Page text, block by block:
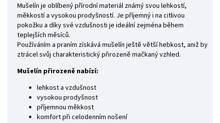
Mušelín je oblíbený přírodní materiál známý svou lehkostí,
měkkostí a vysokou prodyšností. Je příjemný i na citlivou
pokožku a díky své vzdušnosti je ideální zejména během
teplejších měsíců.
Používáním a praním získává mušelín ještě větší hebkost, aniž by
ztrácel svůj charakteristický přirozeně mačkaný vzhled.
Mušelín přirozeně nabízí:
lehkost a vzdušnost
vysokou prodyšnost
příjemnou měkkost
komfort při celodenním nošení